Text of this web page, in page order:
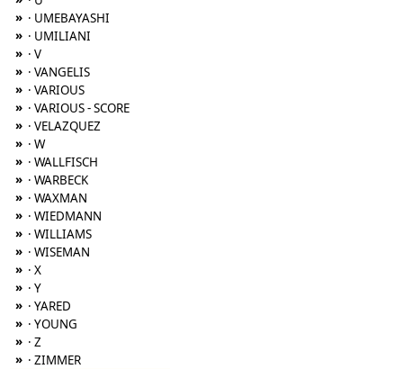
» · UMEBAYASHI
» · UMILIANI
» · V
» · VANGELIS
» · VARIOUS
» · VARIOUS - SCORE
» · VELAZQUEZ
» · W
» · WALLFISCH
» · WARBECK
» · WAXMAN
» · WIEDMANN
» · WILLIAMS
» · WISEMAN
» · X
» · Y
» · YARED
» · YOUNG
» · Z
» · ZIMMER